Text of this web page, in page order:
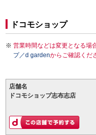
ドコモショップ
営業時間などは変更となる場
プ／d gardenからご確認くだ
店舗名
ドコモショップ志布志店